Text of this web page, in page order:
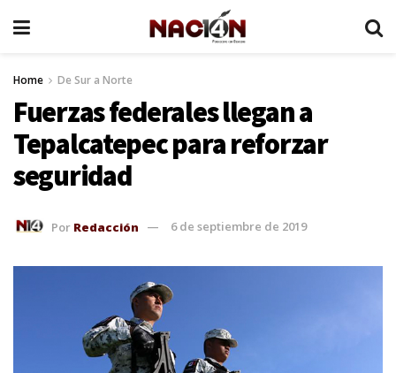
Home De Sur a Norte
Fuerzas federales llegan a
Tepalcatepec para reforzar
seguridad
Por Redacción 6 de septiembre de 2019